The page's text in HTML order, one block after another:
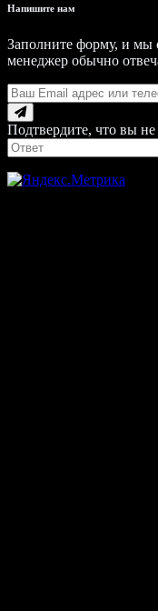
Напишите нам
Заполните форму, и мы
менеджер обычно
Подтвердите, что вы